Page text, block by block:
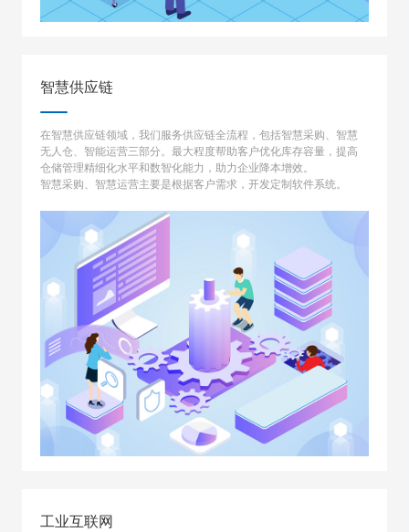
智慧供应链
在智慧供应链领域，我们服务供应链全流程，包括智慧采购、智慧
无人仓、智能运营三部分。最大程度帮助客户优化库存容量，提高
仓储管理精细化水平和数智化能力，助力企业降本增效。
智慧采购、智慧运营主要是根据客户需求，开发定制软件系统。
工业互联网